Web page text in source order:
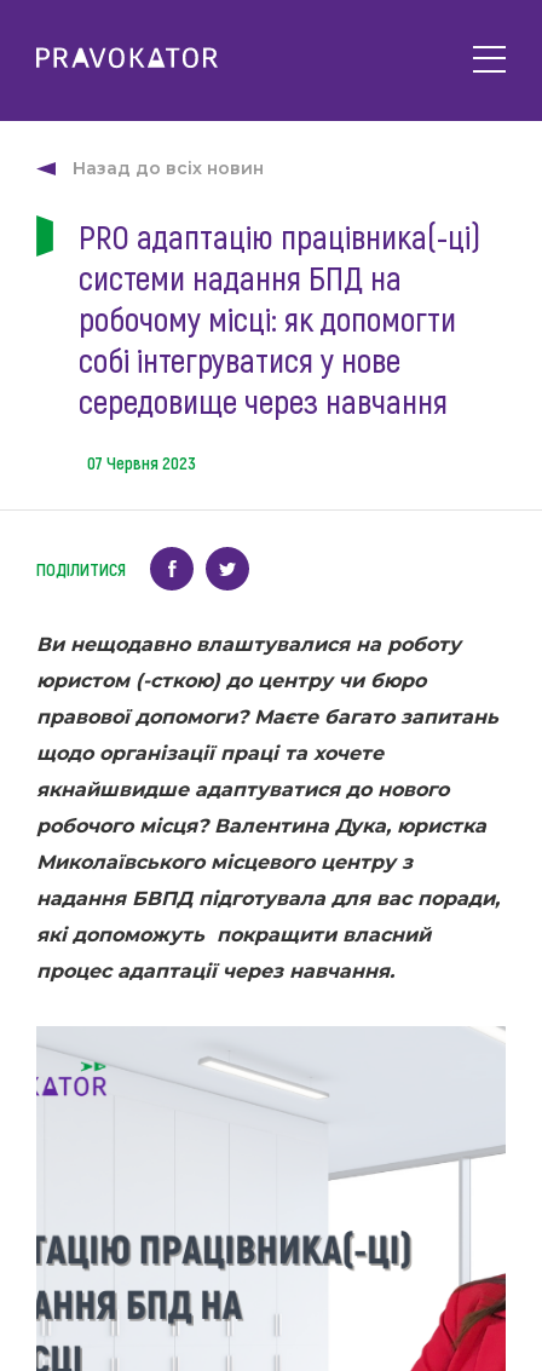
Про клуб
PRAVOKATOR.Київ
PRAVOKATOR.Одеса
Напрямки діяльності
Заходи
Майбутні
Новини
Події
Корисне
Статті
Напрацювання та продукти
Контакти
uk
Назад до всіх новин
PRO адаптацію працівника(-ці)
системи надання БПД на
робочому місці: як допомогти
собі інтегруватися у нове
середовище через навчання
07 Червня 2023
ПОДІЛИТИСЯ
Ви нещодавно влаштувалися на роботу
юристом (-сткою) до центру чи бюро
правової допомоги? Маєте багато запитань
щодо організації праці та хочете
якнайшвидше адаптуватися до нового
робочого місця? Валентина Дука, юристка
Миколаївського місцевого центру з
надання БВПД підготувала для вас поради,
які допоможуть покращити власний
процес адаптації через навчання.